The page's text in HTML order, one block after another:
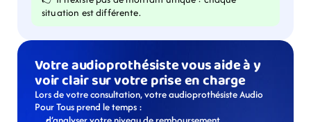
situation est différente.
Votre audioprothésiste vous aide à y
voir clair sur votre prise en charge
Lors de votre consultation, votre audioprothésiste Audio
Pour Tous prend le temps :